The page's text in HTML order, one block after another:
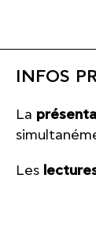
INFOS
La
Les